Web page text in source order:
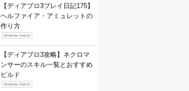
【ディアブロ3プレイ日記175】
ヘルファイア・アミュレットの
作り方
Nintendo Swicth
【ディアブロ3攻略】ネクロマ
ンサーのスキル一覧とおすすめ
ビルド
Nintendo Swicth